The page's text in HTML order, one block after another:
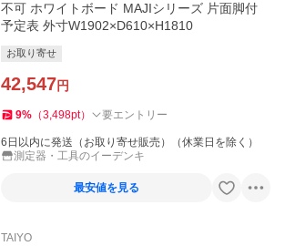
不可 ホワイトボード MAJIシリーズ 片面脚付
予定表 外寸W1902×D610×H1810
お取り寄せ
42,547円
9% （3,498pt） 要エントリー
6日以内に発送（お取り寄せ販売）（休業日を除く）
測定器・工具のイーデンキ
最安値を見る
TAIYO